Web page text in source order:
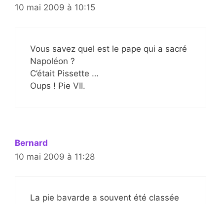
10 mai 2009 à 10:15
Vous savez quel est le pape qui a sacré
Napoléon ?
C’était Pissette …
Oups ! Pie VII.
Bernard
10 mai 2009 à 11:28
La pie bavarde a souvent été classée